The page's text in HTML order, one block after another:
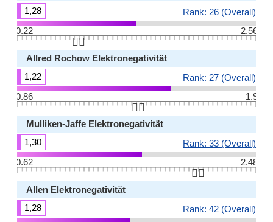
1,28
Rank: 26 (Overall)
0.22
2.56
👆🏻
Allred Rochow Elektronegativität
1,22
Rank: 27 (Overall)
0.86
1.9
👆🏻
Mulliken-Jaffe Elektronegativität
1,30
Rank: 33 (Overall)
0.62
2.48
👆🏻
Allen Elektronegativität
1,28
Rank: 42 (Overall)